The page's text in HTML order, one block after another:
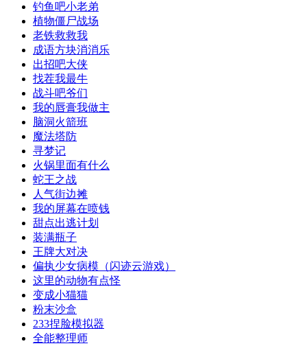
钓鱼吧小老弟
植物僵尸战场
老铁救救我
成语方块消消乐
出招吧大侠
找茬我最牛
战斗吧爷们
我的唇膏我做主
脑洞火箭班
魔法塔防
寻梦记
火锅里面有什么
蛇王之战
人气街边摊
我的屏幕在喷钱
甜点出逃计划
装满瓶子
王牌大对决
偏执少女病模（闪迹云游戏）
这里的动物有点怪
变成小猫猫
粉末沙盒
233捏脸模拟器
全能整理师